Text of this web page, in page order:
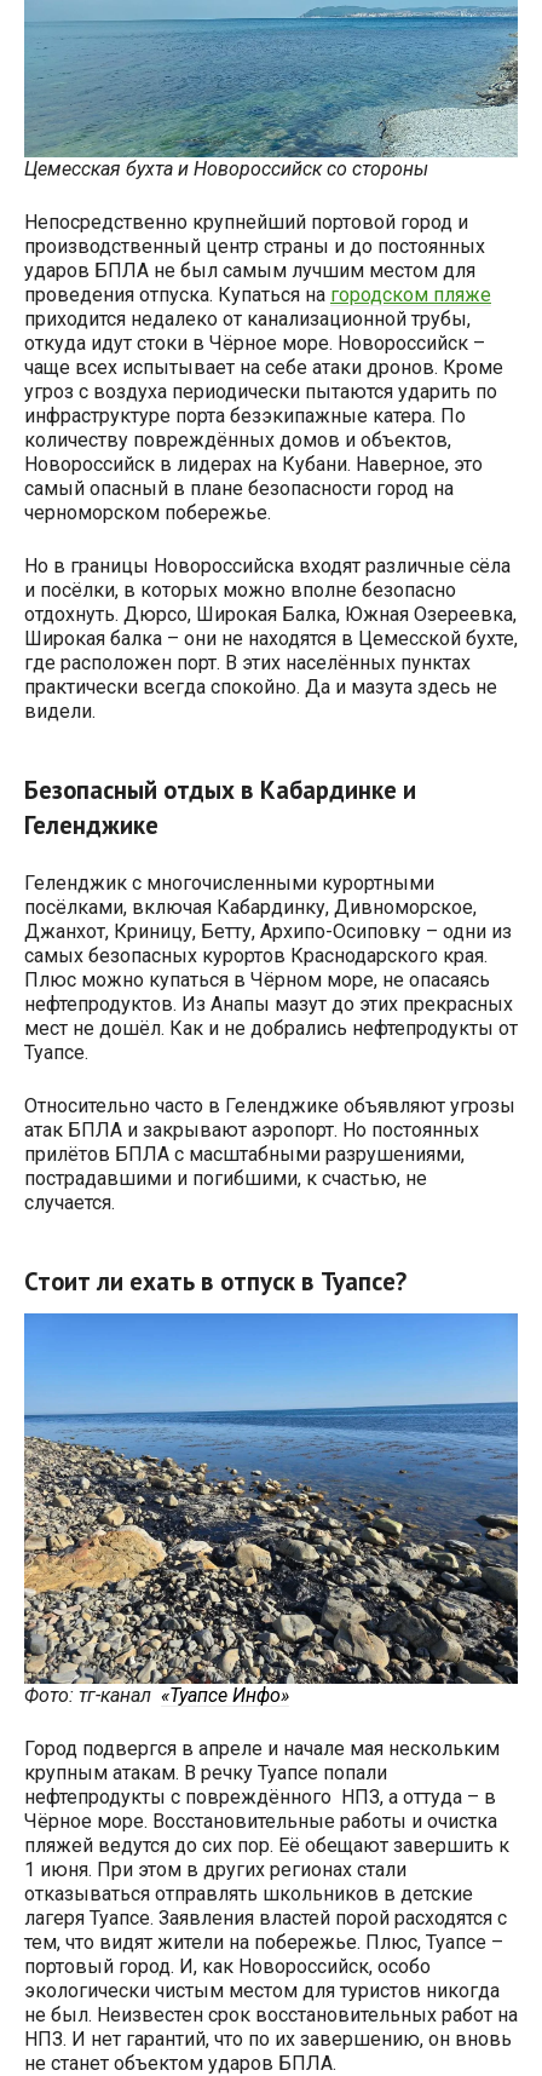
Цемесская бухта и Новороссийск со стороны
Непосредственно крупнейший портовой город и
производственный центр страны и до постоянных
ударов БПЛА не был самым лучшим местом для
проведения отпуска. Купаться на городском пляже
приходится недалеко от канализационной трубы,
откуда идут стоки в Чёрное море. Новороссийск –
чаще всех испытывает на себе атаки дронов. Кроме
угроз с воздуха периодически пытаются ударить по
инфраструктуре порта безэкипажные катера. По
количеству повреждённых домов и объектов,
Новороссийск в лидерах на Кубани. Наверное, это
самый опасный в плане безопасности город на
черноморском побережье.
Но в границы Новороссийска входят различные сёла
и посёлки, в которых можно вполне безопасно
отдохнуть. Дюрсо, Широкая Балка, Южная Озереевка,
Широкая балка – они не находятся в Цемесской бухте,
где расположен порт. В этих населённых пунктах
практически всегда спокойно. Да и мазута здесь не
видели.
Безопасный отдых в Кабардинке и
Геленджике
Геленджик с многочисленными курортными
посёлками, включая Кабардинку, Дивноморское,
Джанхот, Криницу, Бетту, Архипо-Осиповку – одни из
самых безопасных курортов Краснодарского края.
Плюс можно купаться в Чёрном море, не опасаясь
нефтепродуктов. Из Анапы мазут до этих прекрасных
мест не дошёл. Как и не добрались нефтепродукты от
Туапсе.
Относительно часто в Геленджике объявляют угрозы
атак БПЛА и закрывают аэропорт. Но постоянных
прилётов БПЛА с масштабными разрушениями,
пострадавшими и погибшими, к счастью, не
случается.
Стоит ли ехать в отпуск в Туапсе?
Фото: тг-канал «Туапсе Инфо»
Город подвергся в апреле и начале мая нескольким
крупным атакам. В речку Туапсе попали
нефтепродукты с повреждённого НПЗ, а оттуда – в
Чёрное море. Восстановительные работы и очистка
пляжей ведутся до сих пор. Её обещают завершить к
1 июня. При этом в других регионах стали
отказываться отправлять школьников в детские
лагеря Туапсе. Заявления властей порой расходятся с
тем, что видят жители на побережье. Плюс, Туапсе –
портовый город. И, как Новороссийск, особо
экологически чистым местом для туристов никогда
не был. Неизвестен срок восстановительных работ на
НПЗ. И нет гарантий, что по их завершению, он вновь
не станет объектом ударов БПЛА.